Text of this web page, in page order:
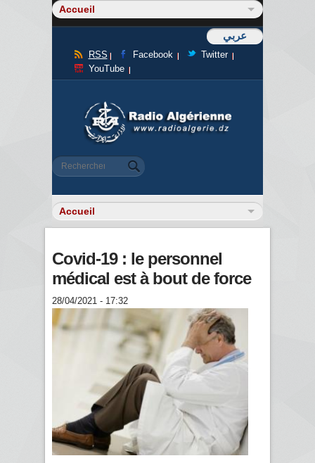
عربي
RSS Facebook
Twitter
YouTube
Formulaire de recherche
Rechercher
Covid-19 : le personnel
médical est à bout de force
28/04/2021 - 17:32